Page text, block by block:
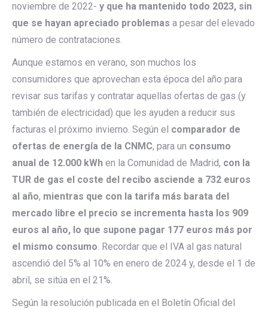
noviembre de 2022- y que ha mantenido todo 2023, sin
que se hayan apreciado problemas a pesar del elevado
número de contrataciones.
Aunque estamos en verano, son muchos los
consumidores que aprovechan esta época del año para
revisar sus tarifas y contratar aquellas ofertas de gas (y
también de electricidad) que les ayuden a reducir sus
facturas el próximo invierno. Según el comparador de
ofertas de energía de la CNMC, para un consumo
anual de 12.000 kWh en la Comunidad de Madrid, con la
TUR de gas el coste del recibo asciende a 732 euros
al año, mientras que con la tarifa más barata del
mercado libre el precio se incrementa hasta los 909
euros al año, lo que supone pagar 177 euros más por
el mismo consumo. Recordar que el IVA al gas natural
ascendió del 5% al 10% en enero de 2024 y, desde el 1 de
abril, se sitúa en el 21%.
Según la resolución publicada en el Boletín Oficial del